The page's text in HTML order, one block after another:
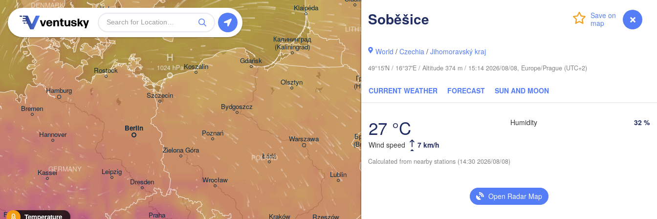
myVentusky Forecast
Soběšice
World /Czechia /Jihomoravský kraj
49°15'N / 16°37'E / Altitude 374 m / 15:14 2026/08/08, Europe/Prague (UTC+2)
CURRENT WEATHER FORECAST SUN AND MOON
27 °C
Wind speed 7 km/h
Humidity 32 %
Calculated from nearby stations (14:30 2026/08/08)
Open Radar Map
Temperature
DENMARK
Hamburg
Frankfurt am Main
Bremen
Hannover
KasselGERMANY
Berlin
Warszawa
Praha Kraków
København
Łódź
Wrocław
Leipzig
Dresden
Poznań
Rostock
Olsztyn
Rzeszów
Koszalin
Klaipėda
Zielona Góra
Szczecin
Gdańsk
Калининград
(Kaliningrad)
Bydgoszcz
POLAND
Київ
(Kyiv)
Мінск
Гомель
Vilnius
Житомир
Пінск
(Pinsk)
Гродна
(Hrodna)
Магілёў
Lublin
Брэст
(Brest)
BELARUS
LITHUANIA
H